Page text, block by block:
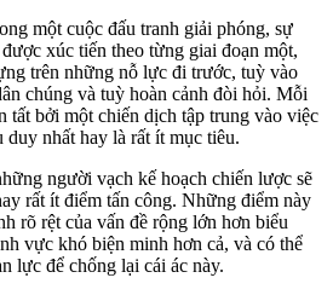
một cuộc đấu tranh giải phóng, sự
xúc tiến theo từng giai đoạn một,
trên những nỗ lực đi trước, tuỳ vào
chúng và tuỳ hoàn cảnh đòi hỏi. Mỗi
tất bởi một chiến dịch tập trung vào việc
nhất hay là rất ít mục tiêu.
người vạch kế hoạch chiến lược sẽ
rất ít điểm tấn công. Những điểm này
rõ rệt của vấn đề rộng lớn hơn biểu
vực khó biện minh hơn cả, và có thể
lực để chống lại cái ác này.